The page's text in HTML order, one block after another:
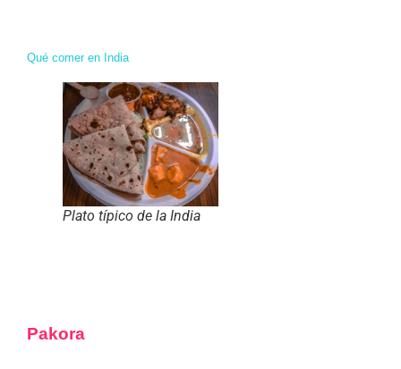
Qué comer en India
Plato típico de la India
Pakora